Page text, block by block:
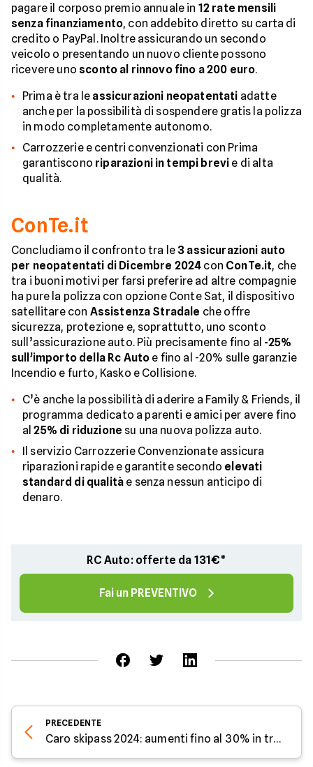
pagare il corposo premio annuale in 12 rate mensili
senza finanziamento, con addebito diretto su carta di
credito o PayPal. Inoltre assicurando un secondo
veicolo o presentando un nuovo cliente possono
ricevere uno sconto al rinnovo fino a 200 euro.
Prima è tra le assicurazioni neopatentati adatte
anche per la possibilità di sospendere gratis la polizza
in modo completamente autonomo.
Carrozzerie e centri convenzionati con Prima
garantiscono riparazioni in tempi brevi e di alta
qualità.
ConTe.it
Concludiamo il confronto tra le 3 assicurazioni auto
per neopatentati di Dicembre 2024 con ConTe.it, che
tra i buoni motivi per farsi preferire ad altre compagnie
ha pure la polizza con opzione Conte Sat, il dispositivo
satellitare con Assistenza Stradale che offre
sicurezza, protezione e, soprattutto, uno sconto
sull’assicurazione auto. Più precisamente fino al -25%
sull’importo della Rc Auto e fino al -20% sulle garanzie
Incendio e furto, Kasko e Collisione.
C’è anche la possibilità di aderire a Family & Friends, il
programma dedicato a parenti e amici per avere fino
al25% di riduzione su una nuova polizza auto.
Il servizio Carrozzerie Convenzionate assicura
riparazioni rapide e garantite secondo elevati
standard di qualità e senza nessun anticipo di
denaro.
RC Auto: offerte da 131€*
Fai un PREVENTIVO
PRECEDENTE
Caro skipass 2024: aumenti fino al 30% in tre anni, vacanze in montagna a rischio